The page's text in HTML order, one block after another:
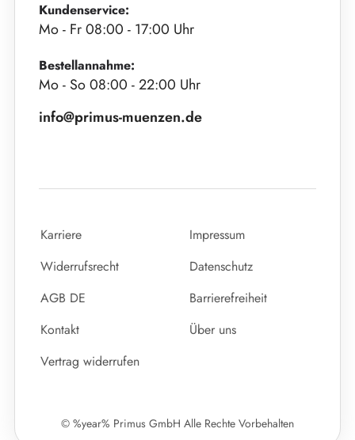
Kundenservice:
Mo - Fr 08:00 - 17:00 Uhr
Bestellannahme:
Mo - So 08:00 - 22:00 Uhr
info@primus-muenzen.de
Karriere
Impressum
Widerrufsrecht
Datenschutz
AGB DE
Barrierefreiheit
Kontakt
Über uns
Vertrag widerrufen
© %year% Primus GmbH Alle Rechte Vorbehalten